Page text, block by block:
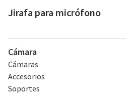
Jirafa para micrófono
Cámara
Cámaras
Accesorios
Soportes